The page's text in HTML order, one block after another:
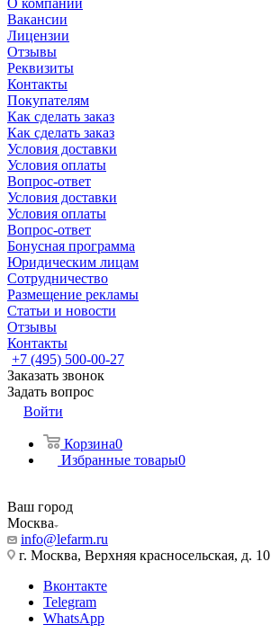
О компании
Вакансии
Лицензии
Отзывы
Реквизиты
Контакты
Покупателям
Как сделать заказ
Как сделать заказ
Условия доставки
Условия оплаты
Вопрос-ответ
Условия доставки
Условия оплаты
Вопрос-ответ
Бонусная программа
Юридическим лицам
Сотрудничество
Размещение рекламы
Статьи и новости
Отзывы
Контакты
+7 (495) 500-00-27
Заказать звонок
Задать вопрос
Войти
Корзина0
Избранные товары0
Ваш город
Москва
info@lefarm.ru
г. Москва, Верхняя красносельская, д. 10
Вконтакте
Telegram
WhatsApp